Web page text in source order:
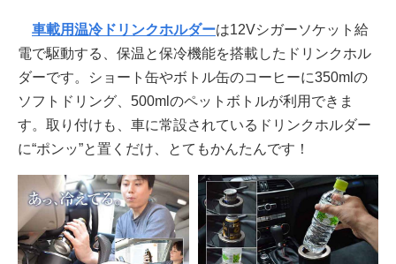
車載用温冷ドリンクホルダーは12Vシガーソケット給
電で駆動する、保温と保冷機能を搭載したドリンクホル
ダーです。ショート缶やボトル缶のコーヒーに350mlの
ソフトドリング、500mlのペットボトルが利用できま
す。取り付けも、車に常設されているドリンクホルダー
に“ポンッ”と置くだけ、とてもかんたんです！